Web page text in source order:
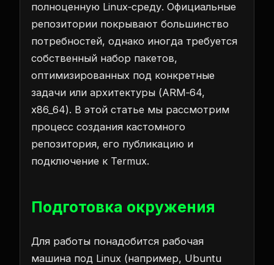
полноценную Linux‑среду. Официальные
репозитории покрывают большинство
потребностей, однако иногда требуется
собственный набор пакетов,
оптимизированных под конкретные
задачи или архитектуры (ARM‑64,
x86_64). В этой статье мы рассмотрим
процесс создания кастомного
репозитория, его публикацию и
подключение к Termux.
Подготовка окружения
Для работы понадобится рабочая
машина под Linux (например, Ubuntu